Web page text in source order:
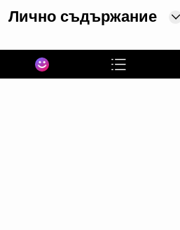
Лично съдържание